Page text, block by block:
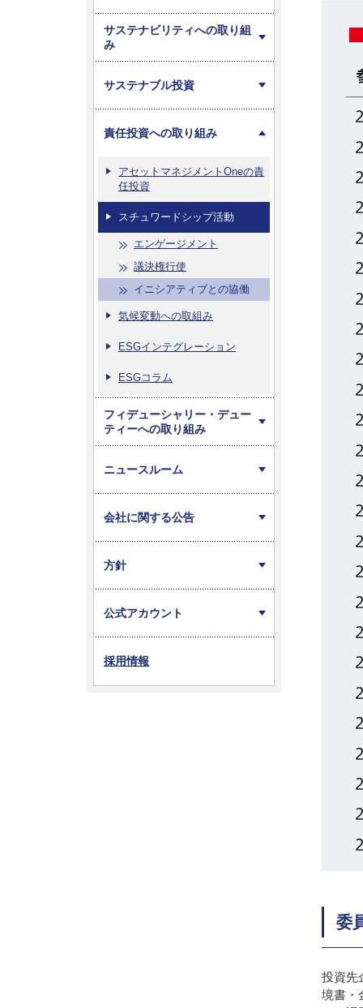
委
投資先
境書・
サステナビリティへの取り組
み
サステナブル投資
責任投資への取り組み
アセットマネジメントOneの責
任投資
スチュワードシップ活動
エンゲージメント
議決権行使
イニシアティブとの協働
気候変動への取組み
ESGインテグレーション
ESGコラム
フィデューシャリー・デュー
ティーへの取り組み
ニュースルーム
会社に関する公告
方針
公式アカウント
採用情報